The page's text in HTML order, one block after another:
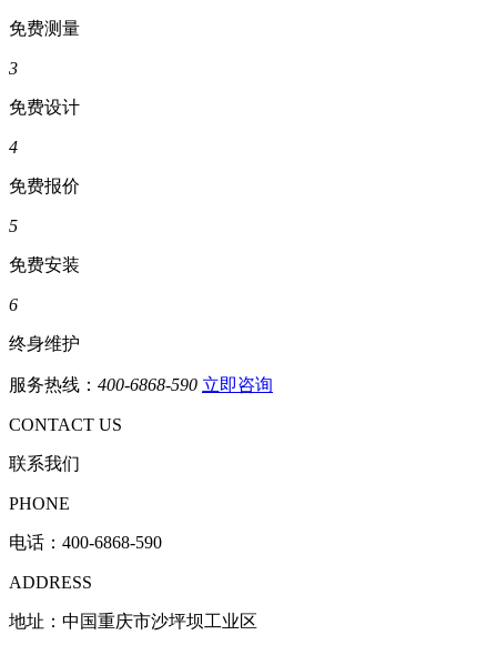
免费测量
3
免费设计
4
免费报价
5
免费安装
6
终身维护
服务热线： 400-6868-590 立即咨询
CONTACT US
联系我们
PHONE
电话： 400-6868-590
ADDRESS
地址：中国重庆市沙坪坝工业区